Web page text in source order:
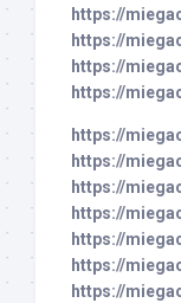
https://
https://
https://
https://
https://
https://
https://
https://
https://
https://
https://